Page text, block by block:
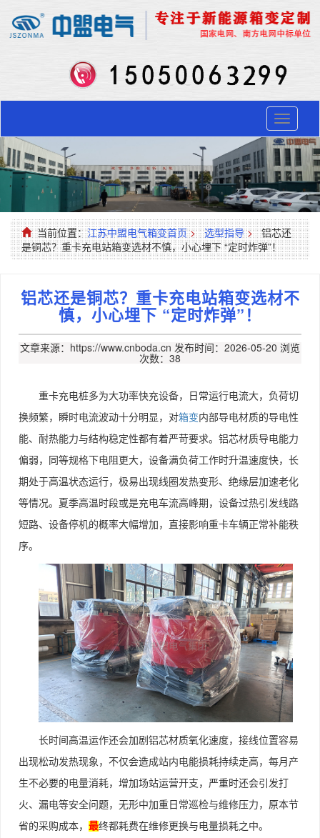
Toggle
当前位置：江苏中盟电气箱变首页 > 选型指导 > 铝芯还
是铜芯？重卡充电站箱变选材不慎，小心埋下 “定时炸弹”！
铝芯还是铜芯？重卡充电站箱变选材不
慎，小心埋下 “定时炸弹”！
文章来源：https://www.cnboda.cn 发布时间：2026-05-20 浏览
次数：38
重卡充电桩多为大功率快充设备，日常运行电流大，负荷切
换频繁，瞬时电流波动十分明显，对箱变内部导电材质的导电性
能、耐热能力与结构稳定性都有着严苛要求。铝芯材质导电能力
偏弱，同等规格下电阻更大，设备满负荷工作时升温速度快，长
期处于高温状态运行，极易出现线圈发热变形、绝缘层加速老化
等情况。夏季高温时段或是充电车流高峰期，设备过热引发线路
短路、设备停机的概率大幅增加，直接影响重卡车辆正常补能秩
序。
长时间高温运作还会加剧铝芯材质氧化速度，接线位置容易
出现松动发热现象，不仅会造成站内电能损耗持续走高，每月产
生不必要的电量消耗，增加场站运营开支，严重时还会引发打
火、漏电等安全问题，无形中加重日常巡检与维修压力，原本节
省的采购成本， 最终都耗费在维修更换与电量损耗之中。